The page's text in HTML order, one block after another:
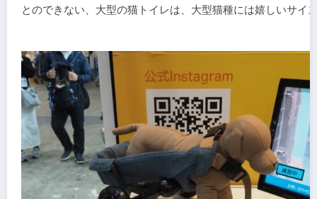
とのできない、大型の猫トイレは、大型猫種には嬉しいサイ